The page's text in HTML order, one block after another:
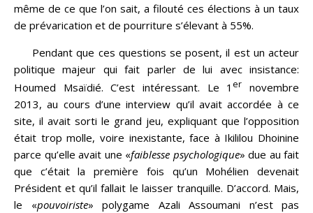
même de ce que l’on sait, a filouté ces élections à un taux
de prévarication et de pourriture s’élevant à 55%.
Pendant que ces questions se posent, il est un acteur
politique majeur qui fait parler de lui avec insistance:
Houmed Msaïdié. C’est intéressant. Le 1 er
novembre
2013, au cours d’une interview qu’il avait accordée à ce
site, il avait sorti le grand jeu, expliquant que l’opposition
était trop molle, voire inexistante, face à Ikililou Dhoinine
parce qu’elle avait une «faiblesse psychologique» due au fait
que c’était la première fois qu’un Mohélien devenait
Président et qu’il fallait le laisser tranquille. D’accord. Mais,
le «pouvoiriste» polygame Azali Assoumani n’est pas